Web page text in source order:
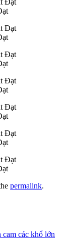
permalink.
cam các khổ lớn